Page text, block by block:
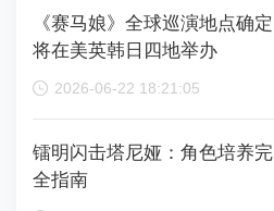
《赛马娘》全球巡演地点确定
将在美英韩日四地举办
2026-06-22 18:21:05
镭明闪击塔尼娅：角色培养完
全指南